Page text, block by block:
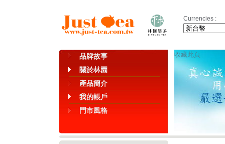
Currencies :
品牌故事
關於林園
產品簡介
我的帳戶
門市風格
收藏此頁